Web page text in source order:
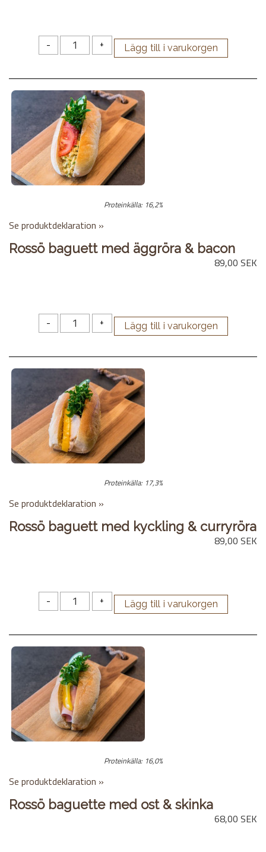
- +
Proteinkälla: 16,2%
Se produktdeklaration »
Rossö baguett med äggröra & bacon
89,00 SEK
- +
Proteinkälla: 17,3%
Se produktdeklaration »
Rossö baguett med kyckling & curryröra
89,00 SEK
- +
Proteinkälla: 16,0%
Se produktdeklaration »
Rossö baguette med ost & skinka
68,00 SEK